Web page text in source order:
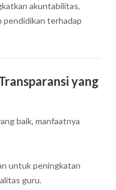
akuntabilitas,
pendidikan terhadap
yang
baik, manfaatnya
untuk peningkatan
guru.